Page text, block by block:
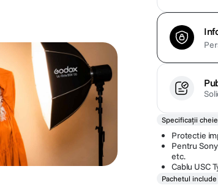
Specificații cheie
Protectie
Pentru
etc.
Cablu USC
Pachetul include